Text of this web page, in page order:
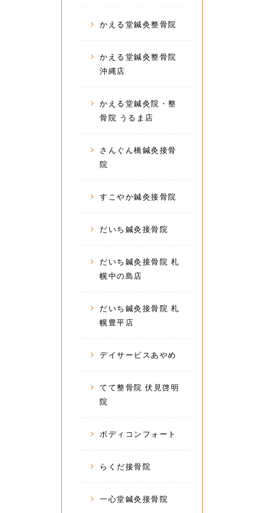
かえる堂鍼灸整骨院
かえる堂鍼灸整骨院
沖縄店
かえる堂鍼灸院・整
骨院 うるま店
さんぐん橋鍼灸接骨
院
すこやか鍼灸接骨院
だいち鍼灸接骨院
だいち鍼灸接骨院 札
幌中の島店
だいち鍼灸接骨院 札
幌豊平店
デイサービスあやめ
てて整骨院 伏見啓明
院
ボディコンフォート
らくだ接骨院
一心堂鍼灸接骨院